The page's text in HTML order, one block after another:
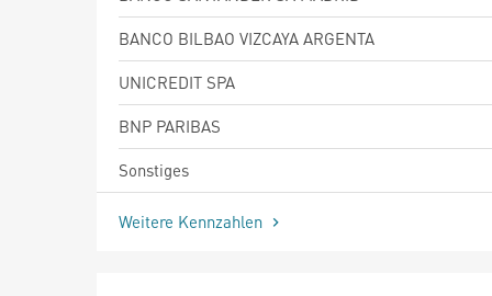
BANCO BILBAO VIZCAYA ARGENTA
UNICREDIT SPA
BNP PARIBAS
Sonstiges
Weitere Kennzahlen